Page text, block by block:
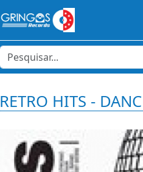
RETRO HITS -